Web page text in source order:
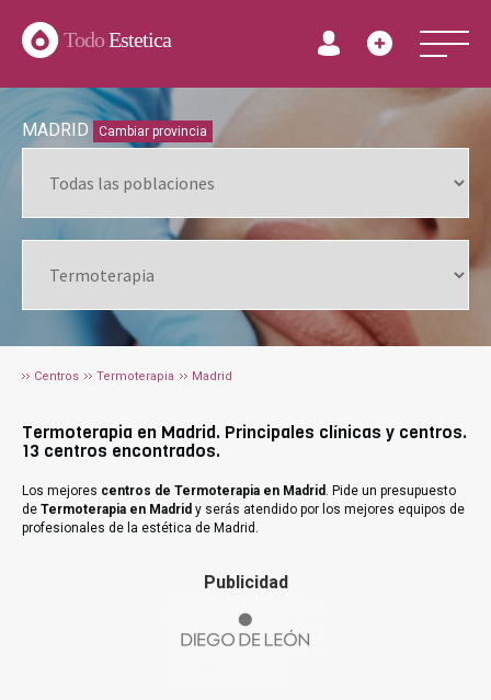
TodoEstetica
MADRID Cambiar provincia
Centros Termoterapia Madrid
Termoterapia en Madrid. Principales clínicas y centros.
13 centros encontrados.
Los mejores centros de Termoterapia en Madrid . Pide un presupuesto
de Termoterapia en Madrid y serás atendido por los mejores equipos de
profesionales de la estética de Madrid.
Publicidad